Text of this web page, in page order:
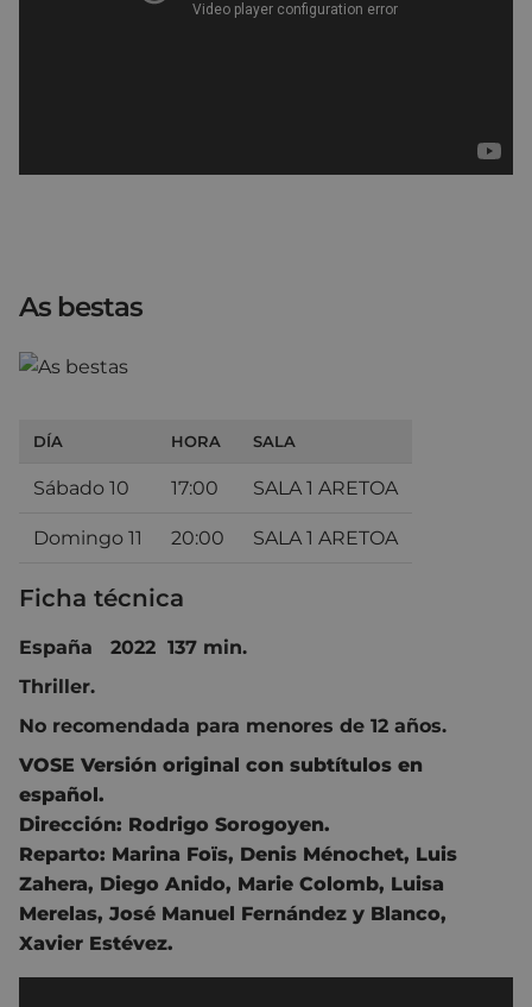
As bestas
DÍA HORA SALA
Sábado 10 17:00 SALA 1 ARETOA
Domingo 11 20:00 SALA 1 ARETOA
Ficha técnica
España 2022 137 min.
Thriller.
No recomendada para menores de 12 años.
VOSE Versión original con subtítulos en
español.
Dirección: Rodrigo Sorogoyen.
Reparto: Marina Foïs, Denis Ménochet, Luis
Zahera, Diego Anido, Marie Colomb, Luisa
Merelas, José Manuel Fernández y Blanco,
Xavier Estévez.